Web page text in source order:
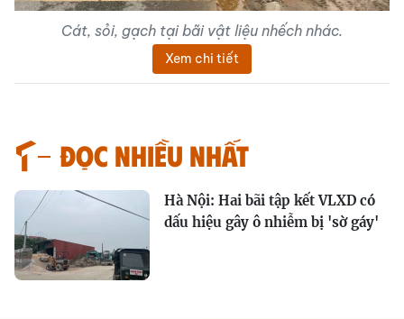
Cát, sỏi, gạch tại bãi vật liệu nhếch nhác.
Xem chi tiết
Đọc nhiều nhất
Hà Nội: Hai bãi tập kết VLXD có
dấu hiệu gây ô nhiễm bị 'sờ gáy'